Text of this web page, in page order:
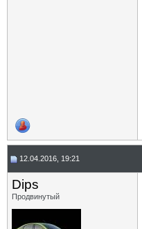
12.04.2016, 19:21
Dips
Продвинутый